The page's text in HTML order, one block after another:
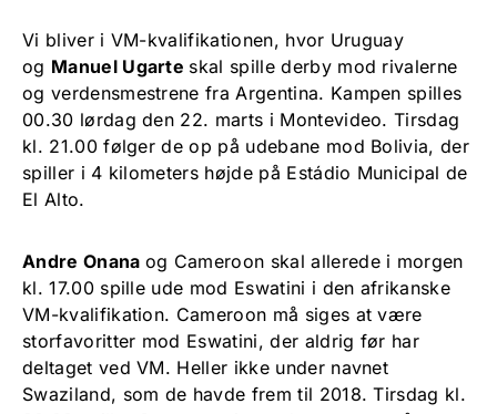
Vi bliver i VM-kvalifikationen, hvor Uruguay
og Manuel Ugarte skal spille derby mod rivalerne
og verdensmestrene fra Argentina. Kampen spilles
00.30 lørdag den 22. marts i Montevideo. Tirsdag
kl. 21.00 følger de op på udebane mod Bolivia, der
spiller i 4 kilometers højde på Estádio Municipal de
El Alto.
Andre Onana og Cameroon skal allerede i morgen
kl. 17.00 spille ude mod Eswatini i den afrikanske
VM-kvalifikation. Cameroon må siges at være
storfavoritter mod Eswatini, der aldrig før har
deltaget ved VM. Heller ikke under navnet
Swaziland, som de havde frem til 2018. Tirsdag kl.